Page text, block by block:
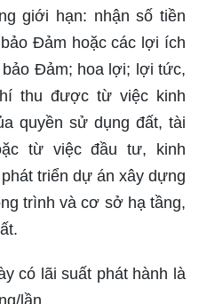
giới hạn: nhận số tiền
Đảm hoặc các lợi ích
Đảm; hoa lợi; lợi tức,
thu được từ việc kinh
quyền sử dụng đất, tài
từ việc đầu tư, kinh
triển dự án xây dựng
trình và cơ sở hạ tầng,
có lãi suất phát hành là